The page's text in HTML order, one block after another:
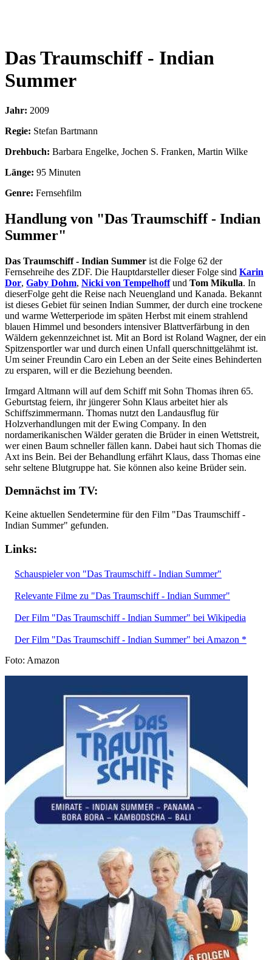
Das Traumschiff - Indian
Summer
Jahr: 2009
Regie: Stefan Bartmann
Drehbuch: Barbara Engelke, Jochen S. Franken, Martin Wilke
Länge: 95 Minuten
Genre: Fernsehfilm
Handlung von "Das Traumschiff - Indian
Summer"
Das Traumschiff - Indian Summer ist die Folge 62 der
Fernsehreihe des ZDF. Die Hauptdarsteller dieser Folge sind Karin
Dor, Gaby Dohm, Nicki von Tempelhoffund Tom Mikulla. In
dieserFolge geht die Reise nach Neuengland und Kanada. Bekannt
ist dieses Gebiet für seinen Indian Summer, der durch eine trockene
und warme Wetterperiode im späten Herbst mit einem strahlend
blauen Himmel und besonders intensiver Blattverfärbung in den
Wäldern gekennzeichnet ist. Mit an Bord ist Roland Wagner, der ein
Spitzensportler war und durch einen Unfall querschnittgelähmt ist.
Um seiner Freundin Caro ein Leben an der Seite eines Behinderten
zu ersparen, will er die Beziehung beenden.
Irmgard Altmann will auf dem Schiff mit Sohn Thomas ihren 65.
Geburtstag feiern, ihr jüngerer Sohn Klaus arbeitet hier als
Schiffszimmermann. Thomas nutzt den Landausflug für
Holzverhandlungen mit der Ewing Company. In den
nordamerikanischen Wälder geraten die Brüder in einen Wettstreit,
wer einen Baum schneller fällen kann. Dabei haut sich Thomas die
Axt ins Bein. Bei der Behandlung erfährt Klaus, dass Thomas eine
sehr seltene Blutgruppe hat. Sie können also keine Brüder sein.
Demnächst im TV:
Keine aktuellen Sendetermine für den Film "Das Traumschiff -
Indian Summer" gefunden.
Links:
Schauspieler von "Das Traumschiff - Indian Summer"
Relevante Filme zu "Das Traumschiff - Indian Summer"
Der Film "Das Traumschiff - Indian Summer" bei Wikipedia
Der Film "Das Traumschiff - Indian Summer" bei Amazon *
Foto: Amazon